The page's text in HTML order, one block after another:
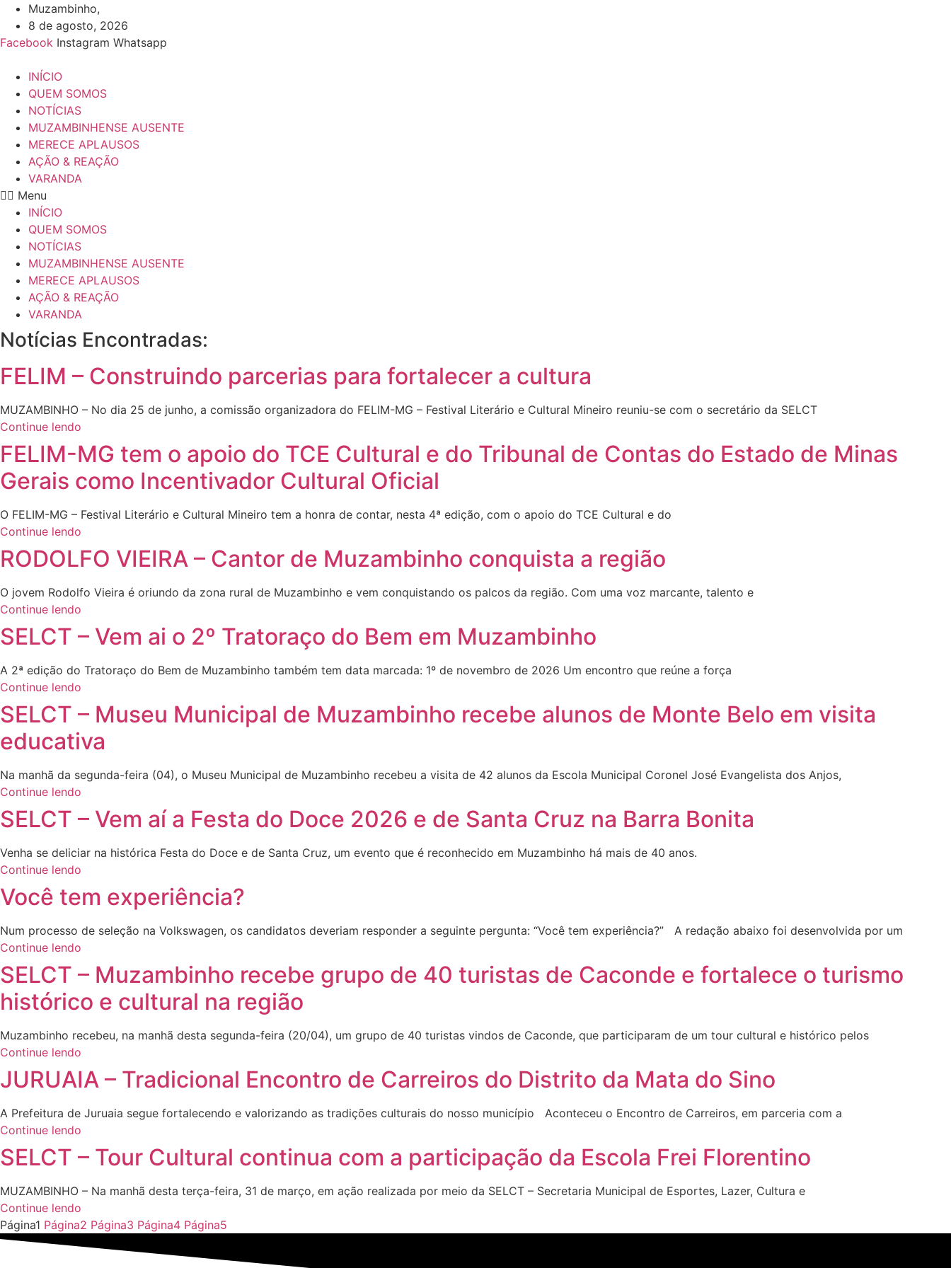
para
o
Muzambinho,
8 de agosto, 2026
Facebook Instagram Whatsapp
INÍCIO
QUEM SOMOS
NOTÍCIAS
MUZAMBINHENSE AUSENTE
MERECE APLAUSOS
AÇÃO & REAÇÃO
VARANDA
Menu
INÍCIO
QUEM SOMOS
NOTÍCIAS
MUZAMBINHENSE AUSENTE
MERECE APLAUSOS
AÇÃO & REAÇÃO
VARANDA
Notícias Encontradas:
FELIM – Construindo parcerias para fortalecer a cultura
MUZAMBINHO – No dia 25 de junho, a comissão organizadora do FELIM-MG – Festival Literário e Cultural Mineiro reuniu-se com o secretário da SELCT
Continue lendo
FELIM-MG tem o apoio do TCE Cultural e do Tribunal de Contas do Estado de Minas
Gerais como Incentivador Cultural Oficial
O FELIM-MG – Festival Literário e Cultural Mineiro tem a honra de contar, nesta 4ª edição, com o apoio do TCE Cultural e do
Continue lendo
RODOLFO VIEIRA – Cantor de Muzambinho conquista a região
O jovem Rodolfo Vieira é oriundo da zona rural de Muzambinho e vem conquistando os palcos da região. Com uma voz marcante, talento e
Continue lendo
SELCT – Vem ai o 2º Tratoraço do Bem em Muzambinho
A 2ª edição do Tratoraço do Bem de Muzambinho também tem data marcada: 1º de novembro de 2026 Um encontro que reúne a força
Continue lendo
SELCT – Museu Municipal de Muzambinho recebe alunos de Monte Belo em visita
educativa
Na manhã da segunda-feira (04), o Museu Municipal de Muzambinho recebeu a visita de 42 alunos da Escola Municipal Coronel José Evangelista dos Anjos,
Continue lendo
SELCT – Vem aí a Festa do Doce 2026 e de Santa Cruz na Barra Bonita
Venha se deliciar na histórica Festa do Doce e de Santa Cruz, um evento que é reconhecido em Muzambinho há mais de 40 anos.
Continue lendo
Você tem experiência?
Num processo de seleção na Volkswagen, os candidatos deveriam responder a seguinte pergunta: “Você tem experiência?” A redação abaixo foi desenvolvida por um
Continue lendo
SELCT – Muzambinho recebe grupo de 40 turistas de Caconde e fortalece o turismo
histórico e cultural na região
Muzambinho recebeu, na manhã desta segunda-feira (20/04), um grupo de 40 turistas vindos de Caconde, que participaram de um tour cultural e histórico pelos
Continue lendo
JURUAIA – Tradicional Encontro de Carreiros do Distrito da Mata do Sino
A Prefeitura de Juruaia segue fortalecendo e valorizando as tradições culturais do nosso município Aconteceu o Encontro de Carreiros, em parceria com a
Continue lendo
SELCT – Tour Cultural continua com a participação da Escola Frei Florentino
MUZAMBINHO – Na manhã desta terça-feira, 31 de março, em ação realizada por meio da SELCT – Secretaria Municipal de Esportes, Lazer, Cultura e
Continue lendo
Página1 Página2 Página3 Página4 Página5